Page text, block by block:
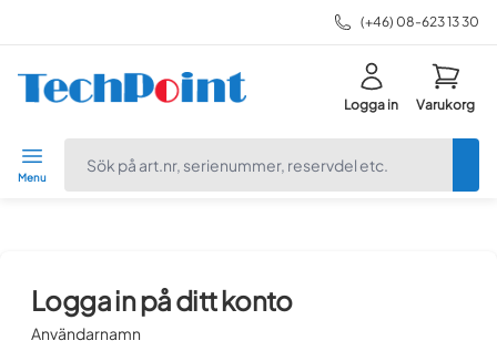
(+46) 08-623 13 30
Menu
Logga in Varukorg
Logga in på ditt konto
Användarnamn